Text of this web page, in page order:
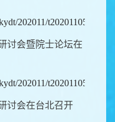
202011/
讨会暨院士论坛在
202011/
讨会在台北召开